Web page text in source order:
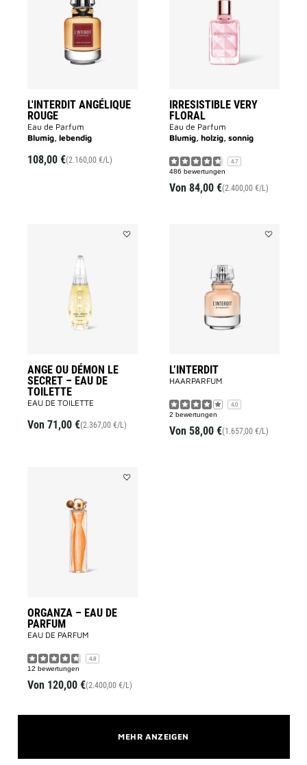
L'INTERDIT ANGÉLIQUE
ROUGE
Eau de Parfum
Blumig, lebendig
108,00 €(2.160,00 €/L)
IRRESISTIBLE VERY
FLORAL
Eau de Parfum
Blumig, holzig, sonnig
4.7
486 bewertungen
Von 84,00 €(2.400,00 €/L)
ANGE OU DÉMON LE
SECRET – EAU DE
TOILETTE
EAU DE TOILETTE
Von 71,00 €(2.367,00 €/L)
L’INTERDIT
HAARPARFUM
4.0
2 bewertungen
Von 58,00 €(1.657,00 €/L)
ORGANZA – EAU DE
PARFUM
EAU DE PARFUM
4.8
12 bewertungen
Von 120,00 €(2.400,00 €/L)
MEHR ANZEIGEN